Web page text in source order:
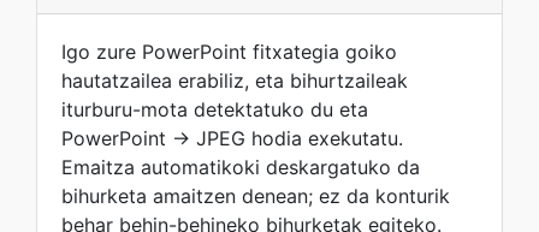
Igo zure PowerPoint fitxategia goiko
hautatzailea erabiliz, eta bihurtzaileak
iturburu-mota detektatuko du eta
PowerPoint → JPEG hodia exekutatu.
Emaitza automatikoki deskargatuko da
bihurketa amaitzen denean; ez da konturik
behar behin-behineko bihurketak egiteko.